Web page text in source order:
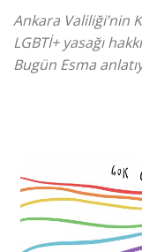
Ankara Valiliği’nin
LGBTİ+ yasağı
Bugün Esma